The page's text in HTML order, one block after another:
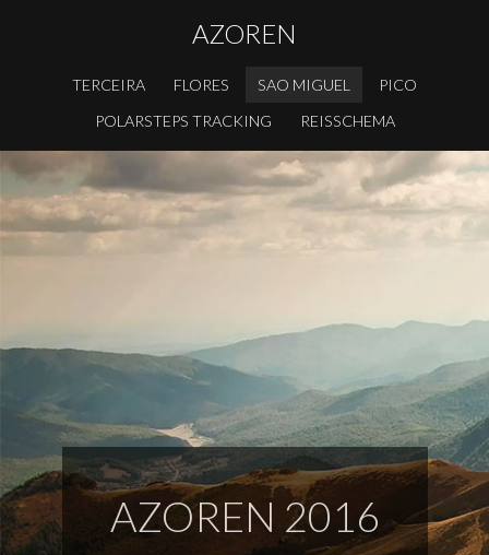
AZOREN
TERCEIRA FLORES SAO MIGUEL
PICO
POLARSTEPS TRACKING
REISSCHEMA
AZOREN 2016